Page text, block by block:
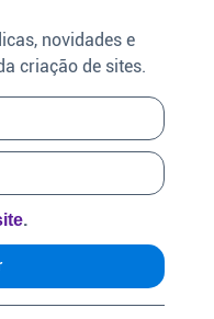
novidades e
criação de sites.
.